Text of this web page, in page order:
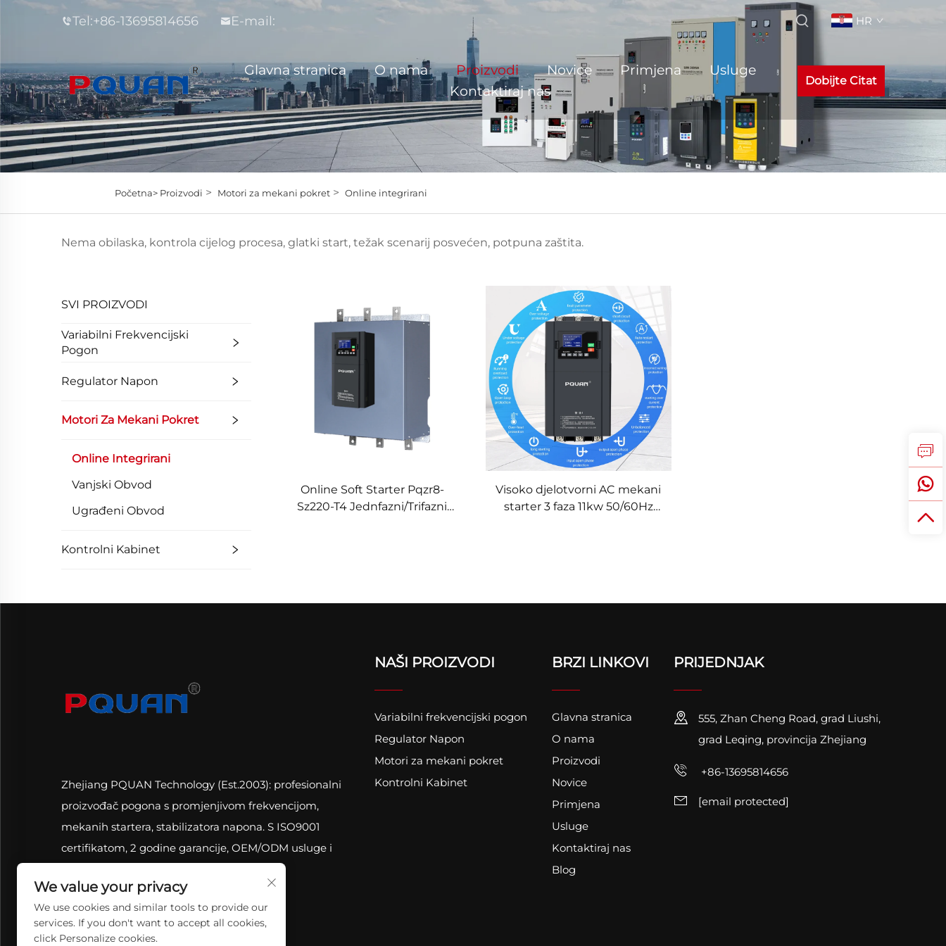
Tel:+86-13695814656 E-mail: HR
Glavna stranica O nama Proizvodi Novice Primjena
Usluge
Kontaktiraj nas
Dobijte Citat
Početna> Proizvodi > Motori za mekani pokret> Online integrirani
Nema obilaska, kontrola cijelog procesa, glatki start, težak scenarij posvećen, potpuna zaštita.
SVI PROIZVODI
Variabilni Frekvencijski
Pogon
Regulator Napon
Motori Za Mekani Pokret
Online Integrirani
Vanjski Obvod
Ugrađeni Obvod
Kontrolni Kabinet
Online Soft Starter Pqzr8-
Sz220-T4 Jednfazni/Trifazni
Visoko djelotvorni AC mekani
starter 3 faza 11kw 50/60Hz
Zhejiang PQUAN Technology (Est.2003): profesionalni
proizvođač pogona s promjenjivom frekvencijom,
mekanih startera, stabilizatora napona. S ISO9001
certifikatom, 2 godine garancije, OEM/ODM usluge i
NAŠI PROIZVODI
Variabilni frekvencijski pogon
Regulator Napon
Motori za mekani pokret
Kontrolni Kabinet
BRZI LINKOVI
Glavna stranica
O nama
Proizvodi
Novice
Primjena
Usluge
Kontaktiraj nas
Blog
PRIJEDNJAK
555, Zhan Cheng Road, grad Liushi,
grad Leqing, provincija Zhejiang
+86-13695814656
[email protected]
We value your privacy
We use cookies and similar tools to provide our
services. If you don't want to accept all cookies,
click Personalize cookies.